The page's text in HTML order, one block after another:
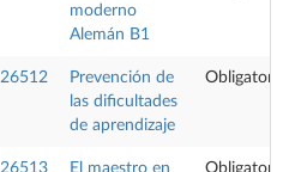
moderno
Alemán B1
26512
Prevención de
las dificultades
de aprendizaje
Obligatoria
26513
El maestro en
Obligatoria